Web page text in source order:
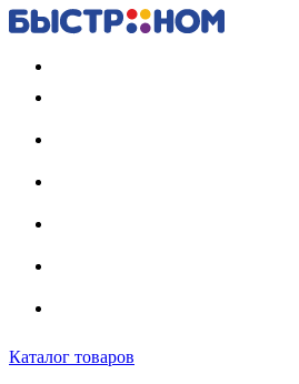
Каталог товаров